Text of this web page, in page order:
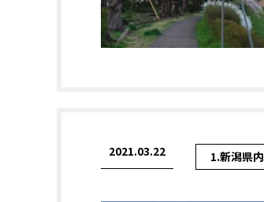
2021.03.22 1.新潟県内